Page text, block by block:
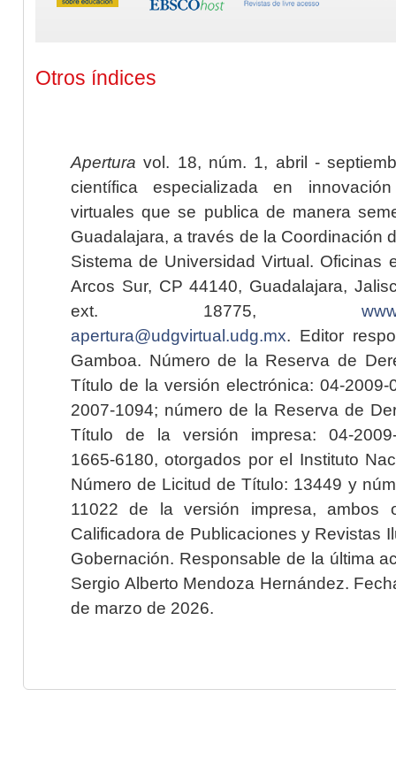
Otros índices
Apertura vol. 18, núm. 1, abril -
científica especializada en
virtuales que se publica de manera
Guadalajara, a través de la Coordinación
Sistema de Universidad Virtual. Oficinas
Arcos Sur, CP 44140, Guadalajara,
ext. 18775,
apertura@udgvirtual.udg.mx. Editor
Gamboa. Número de la Reserva de
Título de la versión electrónica: 04-2009-
2007-1094; número de la Reserva de
Título de la versión impresa: 04-2009-
1665-6180, otorgados por el Instituto
Número de Licitud de Título: 13449 y
11022 de la versión impresa, ambos
Calificadora de Publicaciones y Revistas
Gobernación. Responsable de la última
Sergio Alberto Mendoza Hernández.
de marzo de 2026.